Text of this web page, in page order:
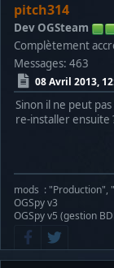
pitch314
Dev OGSteam
Complètement
Messages: 463
08 Avril 2013,
Sinon il ne peut
re-installer ensuite
mods : "Production",
OGSpy v3
OGSpy v5 (gestion